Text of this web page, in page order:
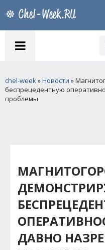
chel-week»Новости »
беспрецедентную
проблемы
ДАВНО